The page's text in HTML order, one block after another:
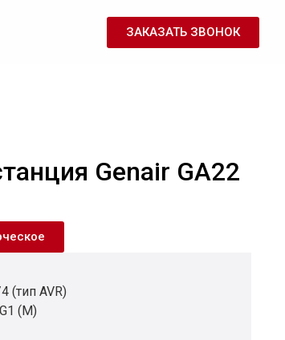
ЗАКАЗАТЬ ЗВОНОК
Genair GA22
(тип AVR)
(M)